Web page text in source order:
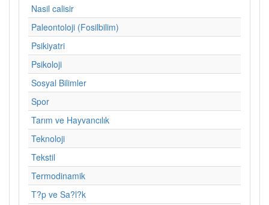
Nasil calisir
Paleontoloji (Fosilbilim)
Psikiyatri
Psikoloji
Sosyal Bilimler
Spor
Tarım ve Hayvancılık
Teknoloji
Tekstil
Termodinamik
T?p ve Sa?l?k